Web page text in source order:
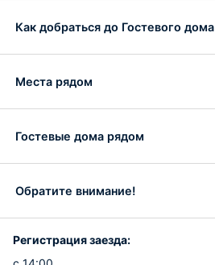
Как добраться до Гостевого дома
Места рядом
Гостевые дома рядом
Обратите внимание!
Регистрация заезда: